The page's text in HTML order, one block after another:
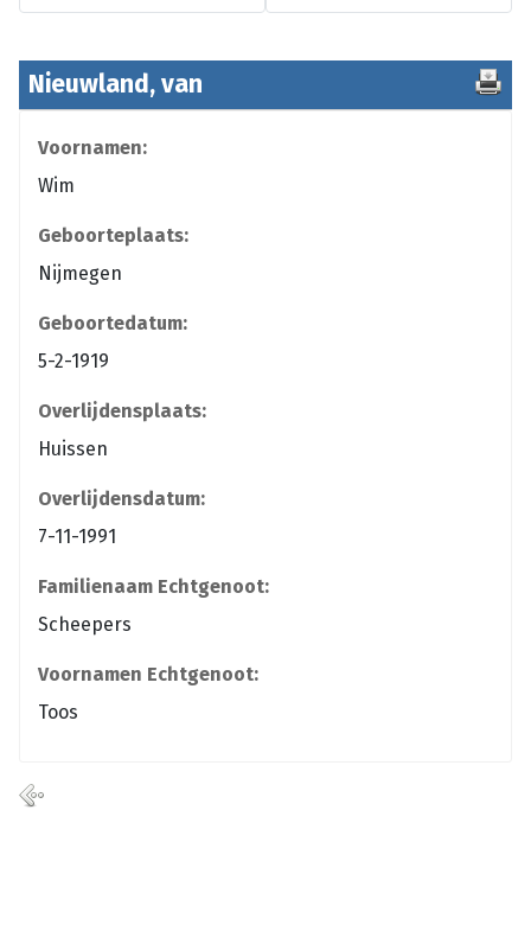
Nieuwland, van
Voornamen:
Wim
Geboorteplaats:
Nijmegen
Geboortedatum:
5-2-1919
Overlijdensplaats:
Huissen
Overlijdensdatum:
7-11-1991
Familienaam Echtgenoot:
Scheepers
Voornamen Echtgenoot:
Toos